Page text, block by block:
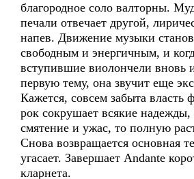
благородное соло валторны.
печали отвечает другой,
напев. Движение музыки
свободным и энергичным, и
вступившие виолончели вновь
первую тему, она звучит еще
Кажется, совсем забыта власть
рок сокрушает всякие
смятение и ужас, то полную
Снова возвращается основная
угасает. Завершает Andante
кларнета.